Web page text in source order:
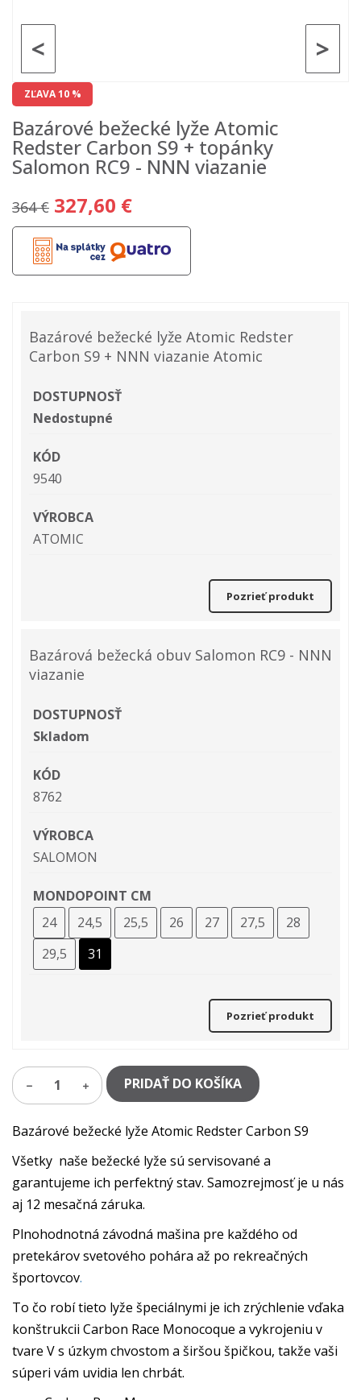
>
<
ZĽAVA 10 %
Bazárové bežecké lyže Atomic
Redster Carbon S9 + topánky
Salomon RC9 - NNN viazanie
364 € 327,60 €
Bazárové bežecké lyže Atomic Redster
Carbon S9 + NNN viazanie Atomic
DOSTUPNOSŤ
Nedostupné
KÓD
9540
VÝROBCA
ATOMIC
Pozrieť produkt
Bazárová bežecká obuv Salomon RC9 - NNN
viazanie
DOSTUPNOSŤ
Skladom
KÓD
8762
VÝROBCA
SALOMON
MONDOPOINT CM
24
24,5 25,5 26 27 27,5
28
29,5
31
Pozrieť produkt
1 PRIDAŤ DO KOŠÍKA
Bazárové bežecké lyže Atomic Redster Carbon S9
Všetky naše bežecké lyže sú servisované a
garantujeme ich perfektný stav. Samozrejmosť je u nás
aj 12 mesačná záruka.
Plnohodnotná závodná mašina pre každého od
pretekárov svetového pohára až po rekreačných
športovcov.
To čo robí tieto lyže špeciálnymi je ich zrýchlenie vďaka
konštrukcii Carbon Race Monocoque a vykrojeniu v
tvare V s úzkym chvostom a širšou špičkou, takže vaši
súperi vám uvidia len chrbát.